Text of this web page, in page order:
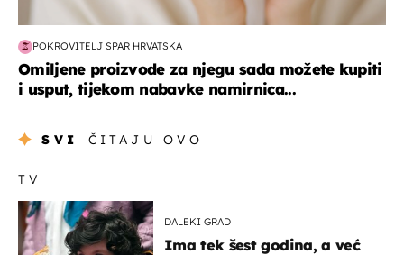
POKROVITELJ SPAR HRVATSKA
Omiljene proizvode za njegu sada možete kupiti
i usput, tijekom nabavke namirnica...
SVI ČITAJU OVO
TV
DALEKI GRAD
Ima tek šest godina, a već